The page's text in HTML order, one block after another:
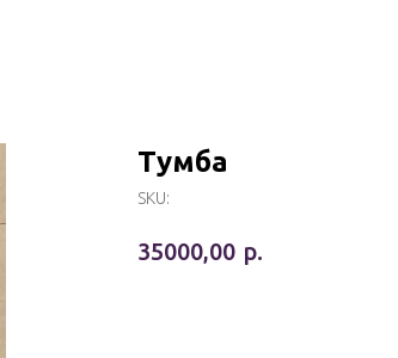
Тумба
SKU:
35000,00 р.